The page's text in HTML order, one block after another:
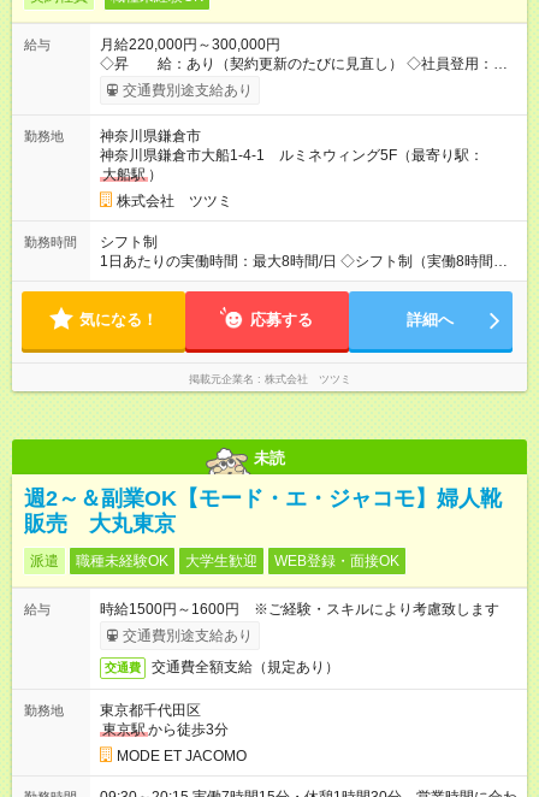
給与
月給220,000円～300,000円
◇昇 給：あり（契約更新のたびに見直し） ◇社員登用：あり
（実績・評価をもとに推薦） ※ご入社時の給与希望は面接時に
お伺いします。 【試用期間】試用期間あり 試用期間の長さ：3
交通費別途支給あり
勤務地
神奈川県鎌倉市
神奈川県鎌倉市大船1-4-1 ルミネウィング5F（最寄り駅：
大船駅 ）
株式会社 ツツミ
勤務時間
シフト制
1日あたりの実働時間：最大8時間/日 ◇シフト制（実働8時間／
休憩60分） 営業時間に合わせて、早番・遅番の交代制 ＼ シフト
遅番：12:00～21:00 ※店舗ローテーションに従う ※希望休制度
気になる！ 応募する 詳細へ
掲載元企業名 株式会社 ツツミ
未読
週2～＆副業OK【モード・エ・ジャコモ】婦人靴
販売 大丸東京
派遣 職種未経験OK 大学生歓迎 WEB登録・面接OK
給与
時給1500円～1600円 ※ご経験・スキルにより考慮致します
交通費別途支給あり
交通費 交通費全額支給（規定あり）
勤務地
東京都千代田区
東京駅から徒歩3分
MODE ET JACOMO